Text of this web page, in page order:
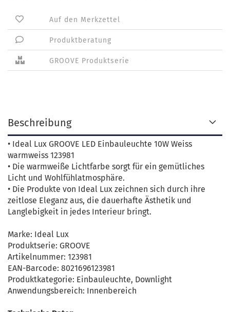
Auf den Merkzettel
Produktberatung
GROOVE Produktserie
Beschreibung
• Ideal Lux GROOVE LED Einbauleuchte 10W Weiss
warmweiss 123981
• Die warmweiße Lichtfarbe sorgt für ein gemütliches
Licht und Wohlfühlatmosphäre.
• Die Produkte von Ideal Lux zeichnen sich durch ihre
zeitlose Eleganz aus, die dauerhafte Ästhetik und
Langlebigkeit in jedes Interieur bringt.
Marke: Ideal Lux
Produktserie: GROOVE
Artikelnummer: 123981
EAN-Barcode: 8021696123981
Produktkategorie: Einbauleuchte, Downlight
Anwendungsbereich: Innenbereich